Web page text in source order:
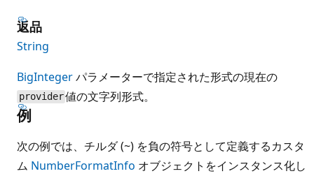
返品
String
BigIntegerパラメーターで指定された形式の現在の
provider値の文字列形式。
例
次の例では、チルダ (~) を負の符号として定義するカスタ
ム NumberFormatInfo オブジェクトをインスタンス化し